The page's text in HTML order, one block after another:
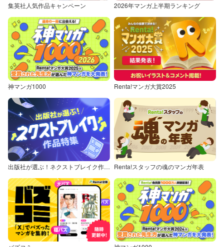
集英社人気作品キャンペーン 2026年マンガ上半期ランキング
神マンガ1000 Renta!マンガ大賞2025
出版社が選ぶ！ネクストブレイク作品特集 Renta!スタッフの魂のマンガ年表